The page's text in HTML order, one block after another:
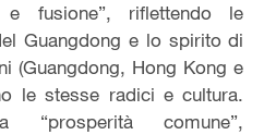
e fusione”, riflettendo le
Guangdong e lo spirito di
(Guangdong, Hong Kong e
le stesse radici e cultura.
“prosperità comune”,